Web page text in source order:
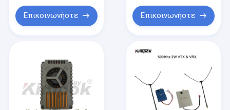
Επικοινωνήστε Επικοινωνήστε